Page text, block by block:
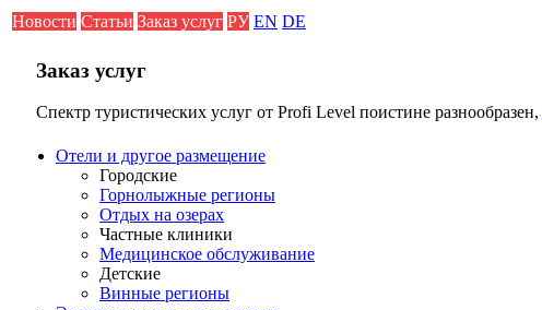
Новости Статьи Заказ услуг РУ EN DE
Заказ услуг
Спектр туристических услуг от Profi Level поистине разнообразен,
Отели и другое размещение
Городские
Горнолыжные регионы
Отдых на озерах
Частные клиники
Медицинское обслуживание
Детские
Винные регионы